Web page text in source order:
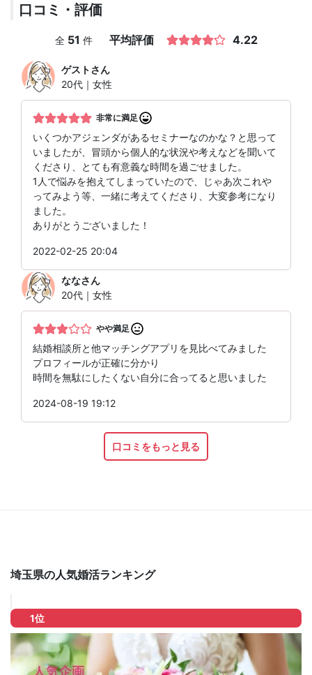
口コミ・評価
全 51 件 平均評価 4.22
ゲストさん
20代｜女性
非常に満足
いくつかアジェンダがあるセミナーなのかな？と思って
いましたが、冒頭から個人的な状況や考えなどを聞いて
くださり、とても有意義な時間を過ごせました。
1人で悩みを抱えてしまっていたので、じゃあ次これや
ってみよう等、一緒に考えてくださり、大変参考になり
ました。
ありがとうございました！
2022-02-25 20:04
ななさん
20代｜女性
やや満足
結婚相談所と他マッチングアプリを見比べてみました
プロフィールが正確に分かり
時間を無駄にしたくない自分に合ってると思いました
2024-08-19 19:12
口コミをもっと見る
埼玉県の人気婚活ランキング
1位